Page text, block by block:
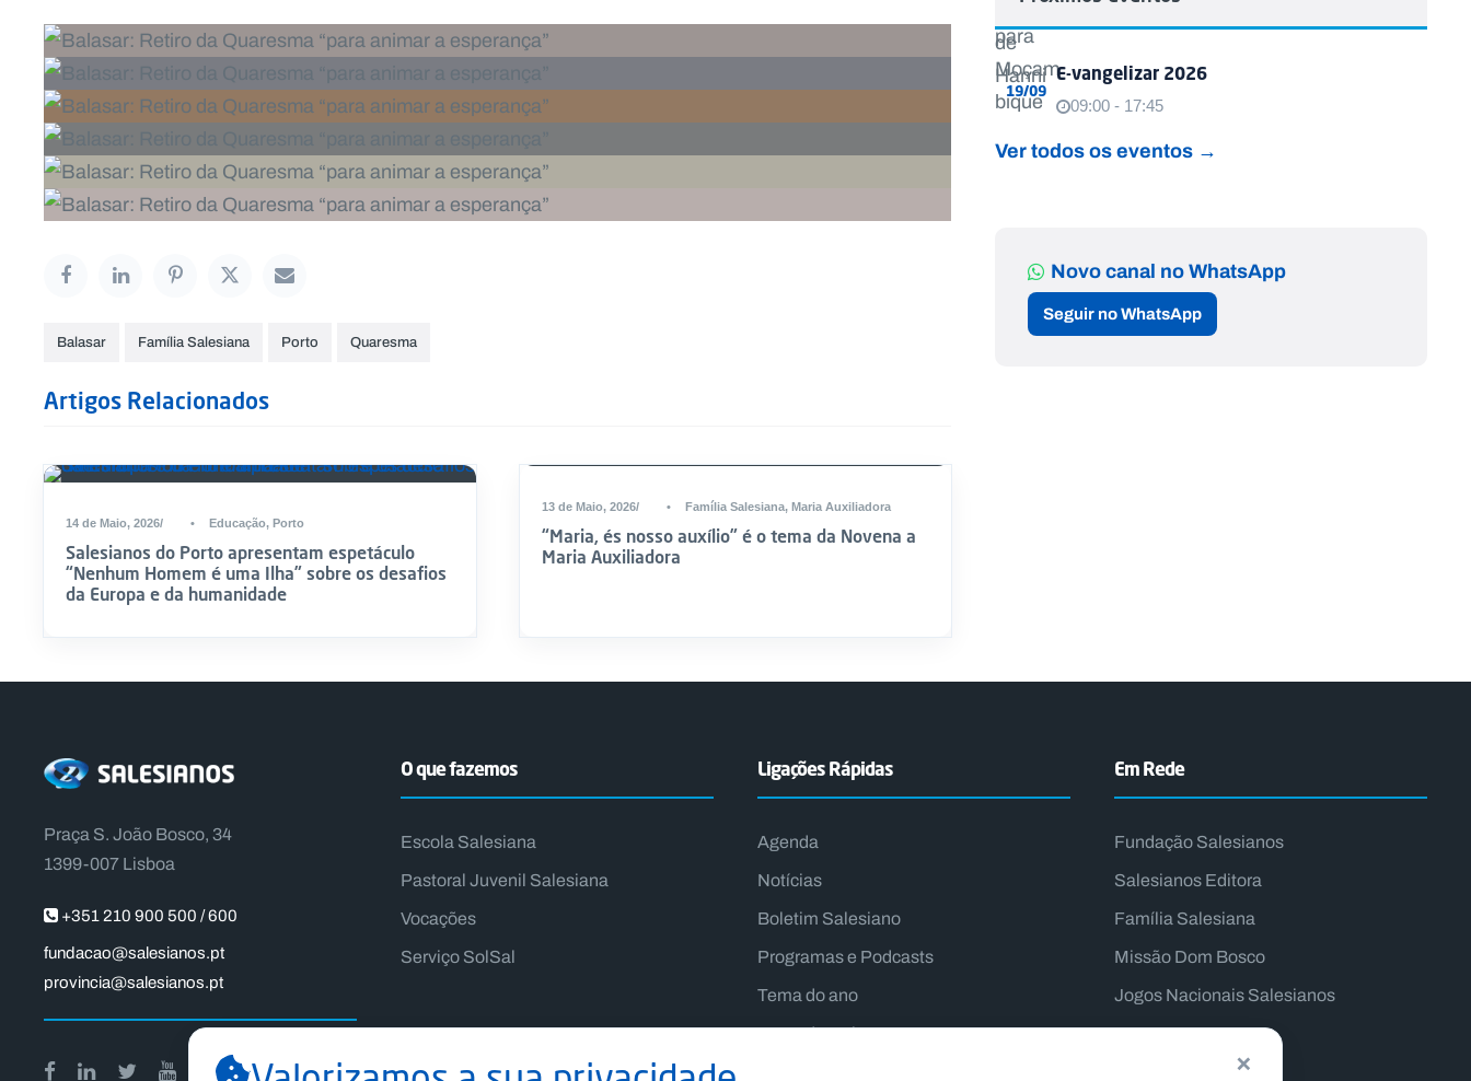
Balasar Família Salesiana Porto Quaresma
Artigos Relacionados
14 de Maio, 2026 • Educação, Porto
Salesianos do Porto apresentam espetáculo
“Nenhum Homem é uma Ilha” sobre os desafios
da Europa e da humanidade
DESTAQUE
13 de Maio, 2026 • Família Salesiana, Maria Auxiliadora
“Maria, és nosso auxílio” é o tema da Novena a
Maria Auxiliadora
19/09
E-vangelizar 2026
09:00 - 17:45
Ver todos os eventos →
Novo canal no WhatsApp
Seguir no WhatsApp
Praça S. João Bosco, 34
1399-007 Lisboa
+351 210 900 500 / 600
fundacao@salesianos.pt
provincia@salesianos.pt
O que fazemos
Escola Salesiana
Pastoral Juvenil Salesiana
Vocações
Serviço SolSal
Ligações Rápidas
Agenda
Notícias
Boletim Salesiano
Programas e Podcasts
Tema do ano
Lema do Reitor-Mor
Em Rede
Fundação Salesianos
Salesianos Editora
Família Salesiana
Missão Dom Bosco
Jogos Nacionais Salesianos
×